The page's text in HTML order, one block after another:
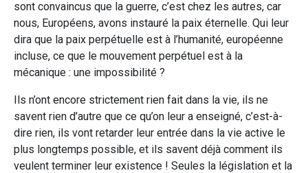
sont convaincus que la guerre, c’est chez les autres, car
nous, Européens, avons instauré la paix éternelle. Qui leur
dira que la paix perpétuelle est à l’humanité, européenne
incluse, ce que le mouvement perpétuel est à la
mécanique : une impossibilité ?
Ils n’ont encore strictement rien fait dans la vie, ils ne
savent rien d’autre que ce qu’on leur a enseigné, c’est-à-
dire rien, ils vont retarder leur entrée dans la vie active le
plus longtemps possible, et ils savent déjà comment ils
veulent terminer leur existence ! Seules la législation et la